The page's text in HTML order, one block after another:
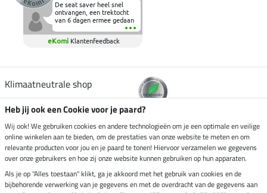
De seat saver heel snel
ontvangen, een trektocht
van 6 dagen ermee gedaan
en deze heeft de beproeving
fantastisch doorstaan.
Heerlijk zacht om op te
elkaar in het zadel.
eKomi Klantenfeedback
Klimaatneutrale shop
Verzending per
Veilig betalen met
Heb jij ook een Cookie voor je paard?
Wij ook! We gebruiken cookies en andere technologieën om je een optimale en veilige
online winkelen aan te bieden, om de prestaties van onze website te meten en om
relevante producten voor jou en je paard te tonen! Hiervoor verzamelen we gegevens
over onze gebruikers en hoe zij onze website kunnen gebruiken op hun apparaten.
Als je op "Alles toestaan" klikt, ga je akkoord met het gebruik van cookies en de
bijbehorende verwerking van je gegevens en met de overdracht van de gegevens aan